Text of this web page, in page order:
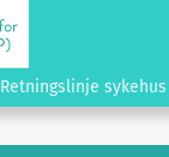
Retningslinje sykehus